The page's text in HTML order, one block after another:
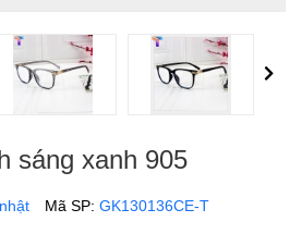
Next
sáng xanh 905
Mã SP: GK130136CE-T